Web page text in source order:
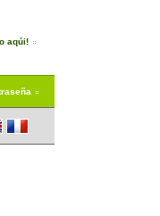
aqúi!